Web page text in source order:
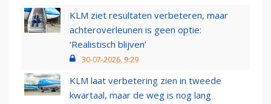
KLM ziet resultaten verbeteren, maar
achteroverleunen is geen optie:
‘Realistisch blijven’
30-07-2026, 9:29
KLM laat verbetering zien in tweede
kwartaal, maar de weg is nog lang